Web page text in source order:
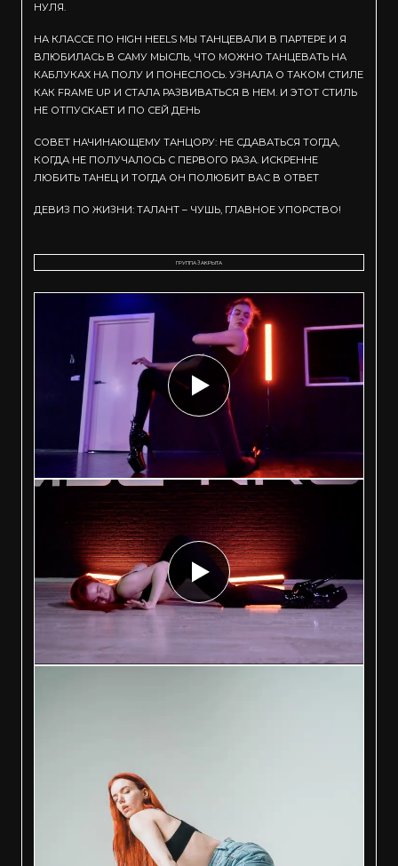
НУЛЯ.
НА КЛАССЕ ПО HIGH HEELS МЫ ТАНЦЕВАЛИ В ПАРТЕРЕ И Я
ВЛЮБИЛАСЬ В САМУ МЫСЛЬ, ЧТО МОЖНО ТАНЦЕВАТЬ НА
КАБЛУКАХ НА ПОЛУ И ПОНЕСЛОСЬ. УЗНАЛА О ТАКОМ СТИЛЕ
КАК FRAME UP И СТАЛА РАЗВИВАТЬСЯ В НЕМ. И ЭТОТ СТИЛЬ
НЕ ОТПУСКАЕТ И ПО СЕЙ ДЕНЬ
СОВЕТ НАЧИНАЮЩЕМУ ТАНЦОРУ: НЕ СДАВАТЬСЯ ТОГДА,
КОГДА НЕ ПОЛУЧАЛОСЬ С ПЕРВОГО РАЗА. ИСКРЕННЕ
ЛЮБИТЬ ТАНЕЦ И ТОГДА ОН ПОЛЮБИТ ВАС В ОТВЕТ
ДЕВИЗ ПО ЖИЗНИ: ТАЛАНТ – ЧУШЬ, ГЛАВНОЕ УПОРСТВО!
ГРУППА ЗАКРЫТА